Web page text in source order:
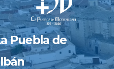
Puebla de